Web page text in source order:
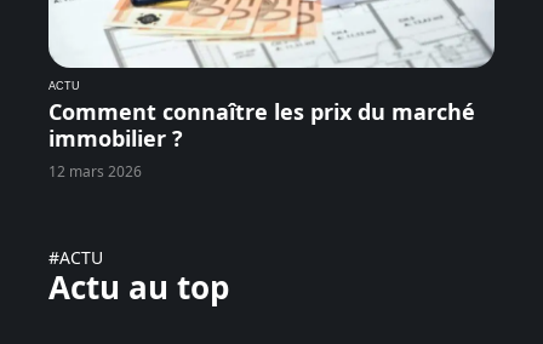
ACTU
Comment connaître les prix du marché
immobilier ?
12 mars 2026
#ACTU
Actu au top